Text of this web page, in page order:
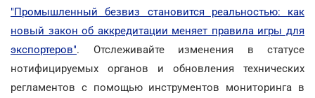
"Промышленный безвиз становится реальностью: как
новый закон об аккредитации меняет правила игры для
экспортеров". Отслеживайте изменения в статусе
нотифицируемых органов и обновления технических
регламентов с помощью инструментов мониторинга в